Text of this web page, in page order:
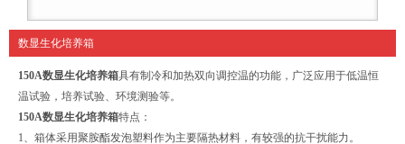
数显生化培养箱
150A数显生化培养箱具有制冷和加热双向调控温的功能，广泛应用于低温恒
温试验，培养试验、环境测验等。
150A数显生化培养箱特点：
1、箱体采用聚胺酯发泡塑料作为主要隔热材料，有较强的抗干扰能力。